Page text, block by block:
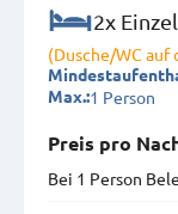
2x
(Dusche/WC auf
Max.:1 Person
Preis pro
Bei 1 Person